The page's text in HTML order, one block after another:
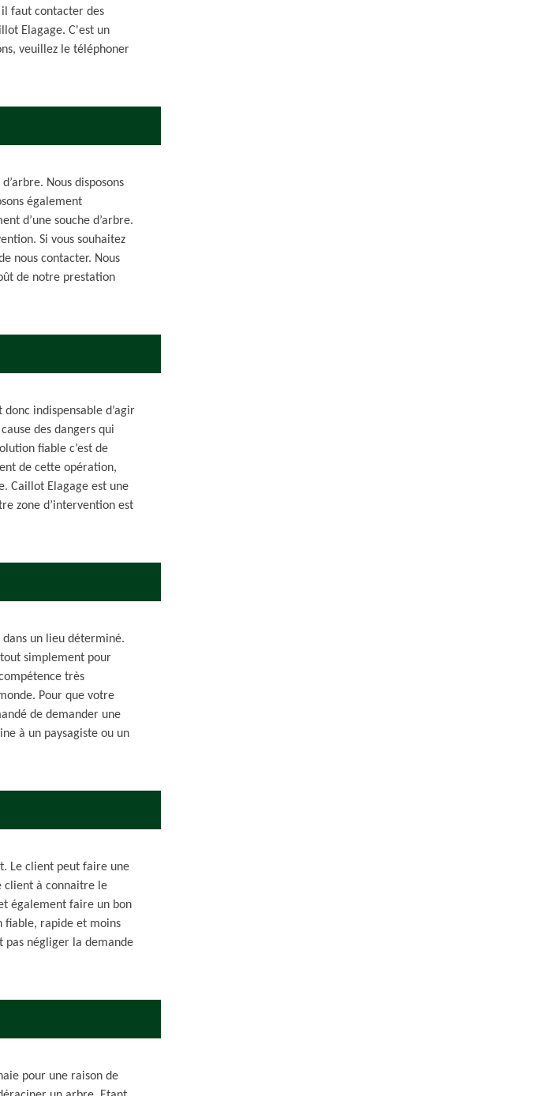
faut contacter des
Elagage. C'est un
veuillez le téléphoner
Nous disposons
également
d’une souche d’arbre.
Si vous souhaitez
nous contacter. Nous
de notre prestation
indispensable d’agir
des dangers qui
fiable c’est de
de cette opération,
Caillot Elagage est une
zone d’intervention est
dans un lieu déterminé.
simplement pour
très
Pour que votre
de demander une
à un paysagiste ou un
Le client peut faire une
client à connaitre le
également faire un bon
fiable, rapide et moins
pas négliger la demande
pour une raison de